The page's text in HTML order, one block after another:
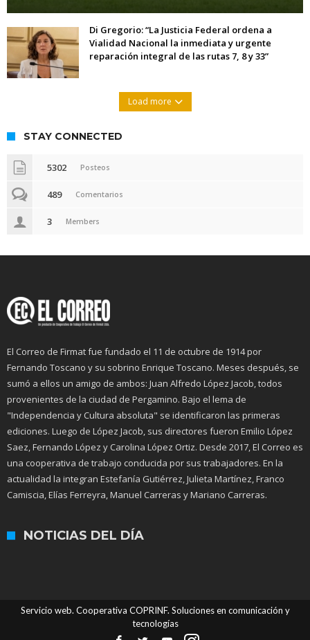
Di Gregorio: “La Justicia Federal ordena a
Vialidad Nacional la inmediata y urgente
reparación integral de las rutas 7, 8 y 33”
Load more
STAY CONNECTED
5302 Posteos
489 Comentarios
3 Members
El Correo de Firmat fue fundado el 11 de octubre de 1914 por
Fernando Toscano y su sobrino Enrique Toscano. Meses después, se
sumó a ellos un amigo de ambos: Juan Alfredo López Jacob, todos
provenientes de la ciudad de Pergamino. Bajo el lema de
"Independencia y Cultura absoluta" se identificaron las primeras
ediciones. Luego de López Jacob, sus directores fueron Emilio López
Saez, Fernando López y Carolina López Ortiz. Desde 2017, El Correo es
una cooperativa de trabajo conducida por sus trabajadores. En la
actualidad la integran Estefanía Gutiérrez, Julieta Martínez, Franco
Camiscia, Elías Ferreyra, Manuel Carreras y Mariano Carreras.
NOTICIAS DEL DÍA
Servicio web. Cooperativa COPRINF. Soluciones en comunicación y
tecnologías